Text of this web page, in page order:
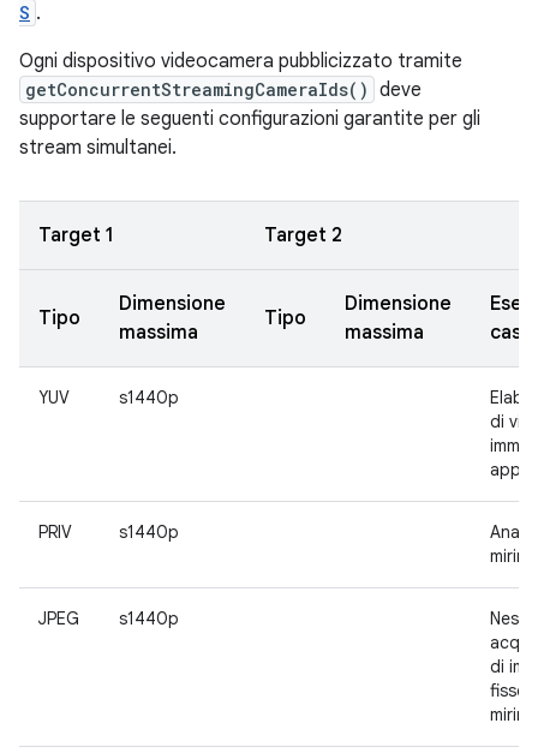
S .
Ogni dispositivo videocamera pubblicizzato tramite
getConcurrentStreamingCameraIds() deve
supportare le seguenti configurazioni garantite per gli
stream simultanei.
Target 1 Target 2
Tipo
Dimensione
massima
Tipo
Dimensione
massima
casi
YUV s1440p
di
app
PRIV s1440p
JPEG s1440p
di
fisse
mirino